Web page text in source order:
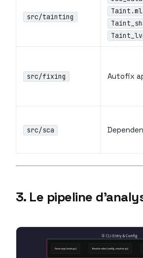
src/tainting
Taint.ml
src/fixing Autofix
src/sca
3. Le pipeline